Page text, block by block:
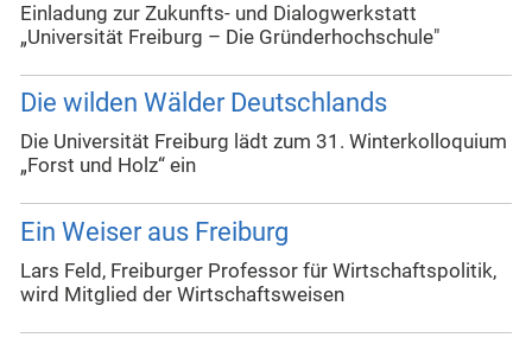
Einladung zur Zukunfts- und Dialogwerkstatt
„Universität Freiburg – Die Gründerhochschule"
Die wilden Wälder Deutschlands
Die Universität Freiburg lädt zum 31. Winterkolloquium
„Forst und Holz“ ein
Ein Weiser aus Freiburg
Lars Feld, Freiburger Professor für Wirtschaftspolitik,
wird Mitglied der Wirtschaftsweisen